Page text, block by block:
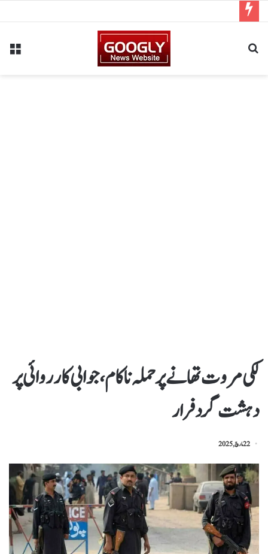
لکی مروت تھانے پر حملہ ناکام ، جوابی کارروائی پر
دہشت گرد فرار
22 مارچ, 2025